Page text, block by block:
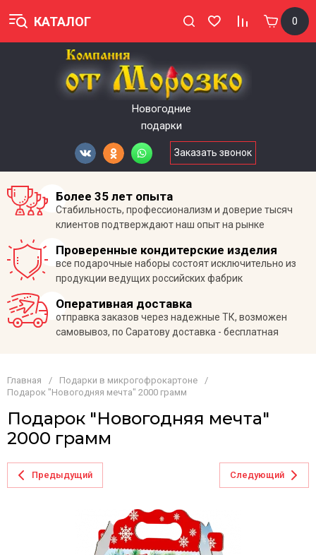
КАТАЛОГ 0
Новогодние
подарки
Заказать звонок
Более 35 лет опыта
Стабильность, профессионализм и доверие тысяч
клиентов подтверждают наш опыт на рынке
Проверенные кондитерские изделия
все подарочные наборы состоят исключительно из
продукции ведущих российских фабрик
Оперативная доставка
отправка заказов через надежные ТК, возможен
самовывоз, по Саратову доставка - бесплатная
Главная / Подарки в микрогофрокартоне
/
Подарок "Новогодняя мечта" 2000 грамм
Подарок "Новогодняя мечта"
2000 грамм
Предыдущий Следующий